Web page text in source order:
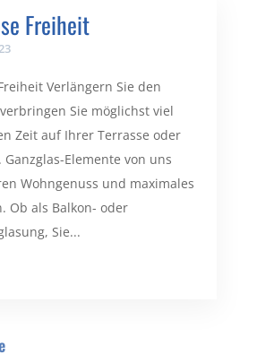
Freiheit
Verlängern Sie den
Sie möglichst viel
Zeit auf Ihrer Terrasse oder
Ganzglas-Elemente von uns
Wohngenuss und maximales
Ob als Balkon- oder
Sie...